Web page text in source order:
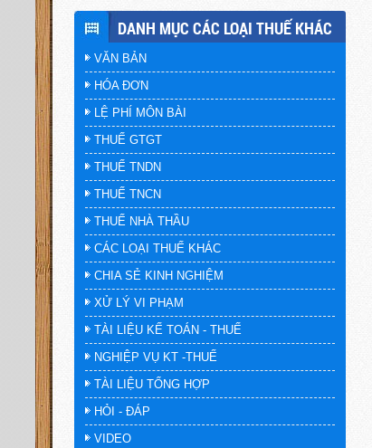
DANH MỤC CÁC LOẠI THUẾ KHÁC
VĂN BẢN
HÓA ĐƠN
LỆ PHÍ MÔN BÀI
THUẾ GTGT
THUẾ TNDN
THUẾ TNCN
THUẾ NHÀ THẦU
CÁC LOẠI THUẾ KHÁC
CHIA SẺ KINH NGHIỆM
XỬ LÝ VI PHẠM
TÀI LIỆU KẾ TOÁN - THUẾ
NGHIỆP VỤ KT -THUẾ
TÀI LIỆU TỔNG HỢP
HỎI - ĐÁP
VIDEO